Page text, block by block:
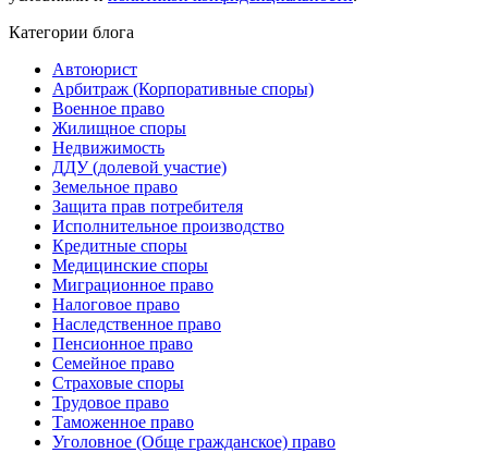
Категории блога
Автоюрист
Арбитраж (Корпоративные споры)
Военное право
Жилищное споры
Недвижимость
ДДУ (долевой участие)
Земельное право
Защита прав потребителя
Исполнительное производство
Кредитные споры
Медицинские споры
Миграционное право
Налоговое право
Наследственное право
Пенсионное право
Семейное право
Страховые споры
Трудовое право
Таможенное право
Уголовное (Обще гражданское) право